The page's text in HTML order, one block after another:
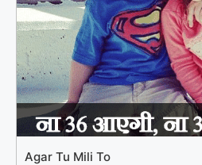
Agar Tu Mili To